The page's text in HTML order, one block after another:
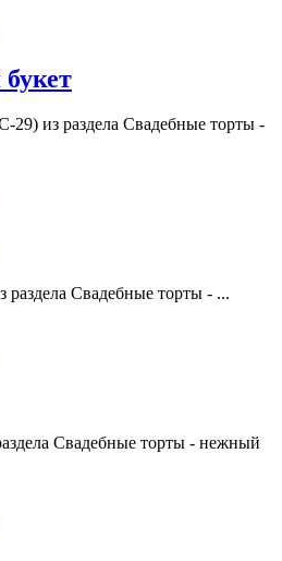
29) из раздела Свадебные торты -
раздела Свадебные торты - ...
Свадебные торты - нежный